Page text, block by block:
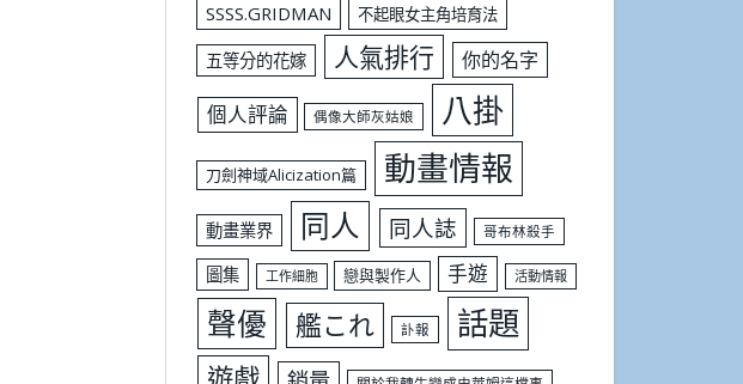
SSSS.GRIDMAN 不起眼女主角培育法
五等分的花嫁 人氣排行 你的名字
個人評論 偶像大師灰姑娘 八掛
刀劍神域Alicization篇 動畫情報
動畫業界 同人 同人誌 哥布林殺手
圖集 工作細胞 戀與製作人 手遊 活動情報
聲優 艦これ 訃報 話題